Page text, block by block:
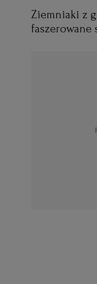
Ziemniaki z
faszerowane